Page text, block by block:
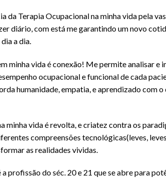
da Terapia Ocupacional na minha vida pela
diário, com está me garantindo um novo
a dia.
minha vida é conexão! Me permite analisar
ocupacional e funcional de cada
humanidade, empatia, e aprendizado com
minha vida é revolta, e criatez contra os
compreensões tecnológicas(leves,
as realidades vividas.
profissão do séc. 20 e 21 que se abre para